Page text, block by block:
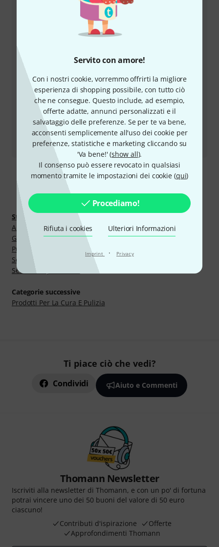
Servito con amore!
Con i nostri cookie, vorremmo offrirti la migliore
esperienza di shopping possibile, con tutto ciò
che ne consegue. Questo include, ad esempio,
offerte adatte, annunci personalizzati e il
salvataggio delle preferenze. Se per te va bene,
acconsenti semplicemente all'uso dei cookie per
preferenze, statistiche e marketing cliccando su
'Va bene!' (show all).
Il consenso può essere revocato in qualsiasi
momento tramite le impostazioni dei cookie (qui)
Procediamo!
Rifiuta i cookies Ulteriori Informazioni
Imprint · Privacy
Prepara il tuo numero cliente
Orari di apertura (CEST - Ora legale
Utilizza il servizio di richiamata
Altre opzioni di contatto
Restituire un prodotto
Tutti i contatti
Scopri di più
Strumenti a Fiato
Altri Accessori per Ottoni
Grasso e Olio
Pulizia Strumenti
Set Pulizia per Legni
Set Pulizia per Ottoni
Categorie successive
Prodotti Per La Cura E Pulizia
Ti piace ciò che vedi?
Condividi Aiuto e Commenti
Thomann Newsletter
Iscriviti alla newsletter di Thomann, e con un po' di fortuna
potrai vincere uno dei 50 buoni del valore di 50 euro
ciascuno!
Contributi d'ispirazione
Offerte
Approfondimenti Thomann